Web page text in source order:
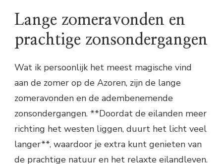
Lange zomeravonden en
prachtige zonsondergangen
Wat ik persoonlijk het meest magische vind
aan de zomer op de Azoren, zijn de lange
zomeravonden en de adembenemende
zonsondergangen. **Doordat de eilanden meer
richting het westen liggen, duurt het licht veel
langer**, waardoor je extra kunt genieten van
de prachtige natuur en het relaxte eilandleven.